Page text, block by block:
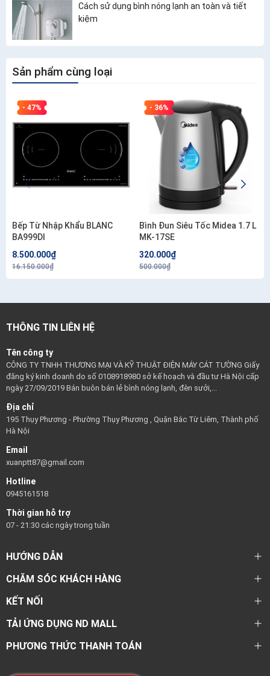
Cách sử dụng bình nóng lạnh an toàn và tiết
kiệm
Sản phẩm cùng loại
- 47%
Bếp Từ Nhập Khẩu BLANC
BA999DI
8.500.000₫
16.150.000₫
- 36%
Bình Đun Siêu Tốc Midea 1.7 L
MK-17SE
320.000₫
500.000₫
THÔNG TIN LIÊN HỆ
Tên công ty
CÔNG TY TNHH THƯƠNG MẠI VÀ KỸ THUẬT ĐIỆN MÁY CÁT TƯỜNG Giấy
đăng ký kinh doanh do số 0108918980 sở kế hoạch và đầu tư Hà Nội cấp
ngày 27/09/2019 Bán buôn bán lẻ bình nóng lạnh, đèn sưởi,...
Địa chỉ
195 Thụy Phương - Phường Thụy Phương , Quận Bắc Từ Liêm, Thành phố
Hà Nội
Email
xuanptt87@gmail.com
Hotline
0945161518
Thời gian hỗ trợ
07 - 21:30 các ngày trong tuần
HƯỚNG DẪN
CHĂM SÓC KHÁCH HÀNG
KẾT NỐI
TẢI ỨNG DỤNG ND MALL
PHƯƠNG THỨC THANH TOÁN